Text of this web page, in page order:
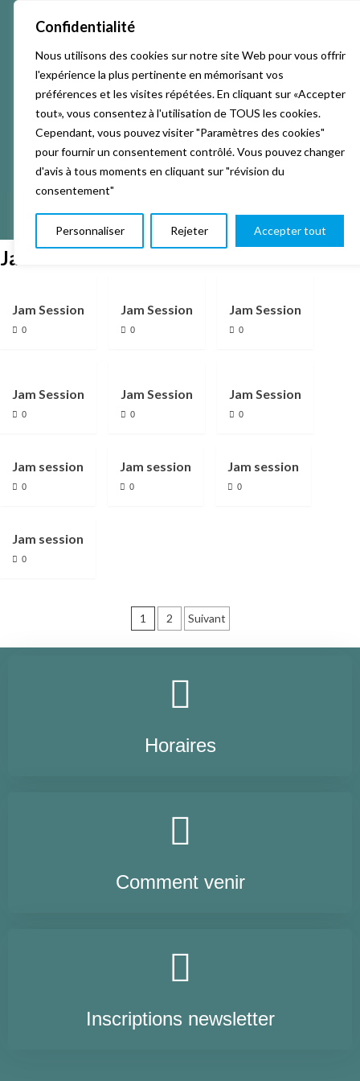
Confidentialité
Nous utilisons des cookies sur notre site Web pour vous offrir
l'expérience la plus pertinente en mémorisant vos
préférences et les visites répétées. En cliquant sur «Accepter
tout», vous consentez à l'utilisation de TOUS les cookies.
Cependant, vous pouvez visiter "Paramètres des cookies"
pour fournir un consentement contrôlé. Vous pouvez changer
d'avis à tous moments en cliquant sur "révision du
consentement"
Personnaliser Rejeter Accepter tout
Événements Studios L’association
La vie de La KAB’ Club
Jam
Jam Session
0
Jam Session
0
Jam Session
0
Jam Session
0
Jam Session
0
Jam Session
0
Jam session
0
Jam session
0
Jam session
0
Jam session
0
1 2 Suivant
Horaires
Comment venir
Inscriptions newsletter